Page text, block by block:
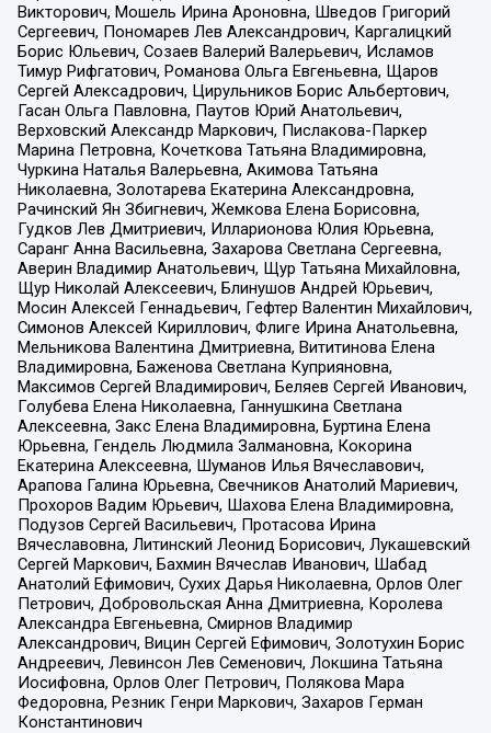
Викторович, Мошель Ирина Ароновна, Шведов Григорий
Сергеевич, Пономарев Лев Александрович, Каргалицкий
Борис Юльевич, Созаев Валерий Валерьевич, Исламов
Тимур Рифгатович, Романова Ольга Евгеньевна, Щаров
Сергей Алексадрович, Цирульников Борис Альбертович,
Гасан Ольга Павловна, Паутов Юрий Анатольевич,
Верховский Александр Маркович, Пислакова-Паркер
Марина Петровна, Кочеткова Татьяна Владимировна,
Чуркина Наталья Валерьевна, Акимова Татьяна
Николаевна, Золотарева Екатерина Александровна,
Рачинский Ян Збигневич, Жемкова Елена Борисовна,
Гудков Лев Дмитриевич, Илларионова Юлия Юрьевна,
Саранг Анна Васильевна, Захарова Светлана Сергеевна,
Аверин Владимир Анатольевич, Щур Татьяна Михайловна,
Щур Николай Алексеевич, Блинушов Андрей Юрьевич,
Мосин Алексей Геннадьевич, Гефтер Валентин Михайлович,
Симонов Алексей Кириллович, Флиге Ирина Анатольевна,
Мельникова Валентина Дмитриевна, Вититинова Елена
Владимировна, Баженова Светлана Куприяновна,
Максимов Сергей Владимирович, Беляев Сергей Иванович,
Голубева Елена Николаевна, Ганнушкина Светлана
Алексеевна, Закс Елена Владимировна, Буртина Елена
Юрьевна, Гендель Людмила Залмановна, Кокорина
Екатерина Алексеевна, Шуманов Илья Вячеславович,
Арапова Галина Юрьевна, Свечников Анатолий Мариевич,
Прохоров Вадим Юрьевич, Шахова Елена Владимировна,
Подузов Сергей Васильевич, Протасова Ирина
Вячеславовна, Литинский Леонид Борисович, Лукашевский
Сергей Маркович, Бахмин Вячеслав Иванович, Шабад
Анатолий Ефимович, Сухих Дарья Николаевна, Орлов Олег
Петрович, Добровольская Анна Дмитриевна, Королева
Александра Евгеньевна, Смирнов Владимир
Александрович, Вицин Сергей Ефимович, Золотухин Борис
Андреевич, Левинсон Лев Семенович, Локшина Татьяна
Иосифовна, Орлов Олег Петрович, Полякова Мара
Федоровна, Резник Генри Маркович, Захаров Герман
Константинович